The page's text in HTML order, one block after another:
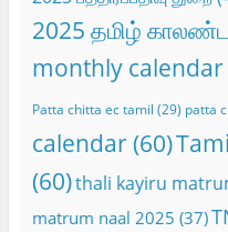
2025 தமிழ்
monthly calendar
Patta chitta ec tamil (29) patta
calendar(60)
(60)thali kayiru
matrum naal 2025 (37)